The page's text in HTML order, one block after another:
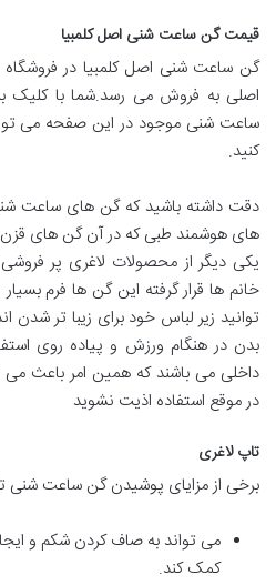
قیمت گن ساعت شنی اصل کلمبیا
گن ساعت شنی اصل کلمبیا در
اصلی به فروش می رسد.شما با
ساعت شنی موجود در این صفحه می
کنید.
دقت داشته باشید که گن های ساعت
های هوشمند طبی که در آن گن های قزن
یکی دیگر از محصولات لاغری پر
خانم ها قرار گرفته این گن ها فرم
توانید زیر لباس خود برای زیبا تر شدن
بدن در هنگام ورزش و پیاده روی
داخلی می باشند که همین امر باعث
در موقع استفاده اذیت نشوید
تاپ لاغری
برخی از مزایای پوشیدن گن ساعت شنی
می تواند به صاف کردن شکم و
کمک کند.